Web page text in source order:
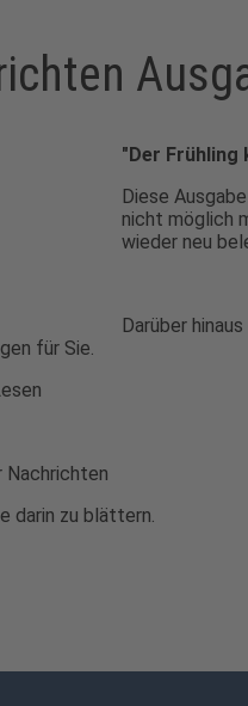
"Der Frühling
Diese
nicht möglich
wieder neu
Darüber
für Sie.
Nachrichten
darin zu blättern.